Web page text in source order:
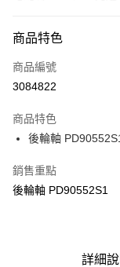
信用卡一次付款
LINE Pay
街口支付
悠遊付
ATM付款
商品特色
商品編號
3084822
商品特色
後輪軸
銷售重點
後輪軸 PD90552S1
詳細